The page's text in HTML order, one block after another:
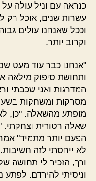
כנראה עם וניל עולה
עשרות שנים, אוכל רק
וככל שאנחנו עולים
וקרוב יותר.
"אנחנו כבר עוד מעט
ותחושת סיפוק מילאה
המדרגות ואני שכבתי
מסרקות ומשחקות
מופתע מהשאלה. "כן,
שאלה רטורית וצחקתי.
הפעם יותר מתמיד"
לא ייחסתי לזה
ורך, הזכיר לי תחושה
וניסיתי להירדם. לפתע